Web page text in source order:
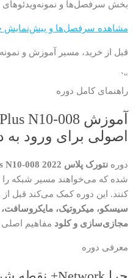
بخش سرفصل‌ها و نمونه‌ویدئوهای
مشاهده سرفصل‌ها و
قبل از خرید، مسیر آموزش و
“`
راهنمای کامل دوره
اصولی برای ورود به
دوره نتورک پلاس 2022 Network Plus N10-008
شده که می‌خواهند مسیر شبکه را
کنند. این دوره کمک می‌کند قبل
سیسکو، میکروتیک،
مجازی‌سازی و کلود مفاهیم
معرفی دوره